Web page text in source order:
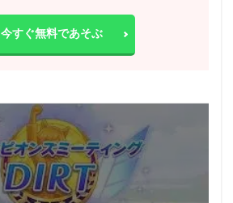
今すぐ無料であそぶ